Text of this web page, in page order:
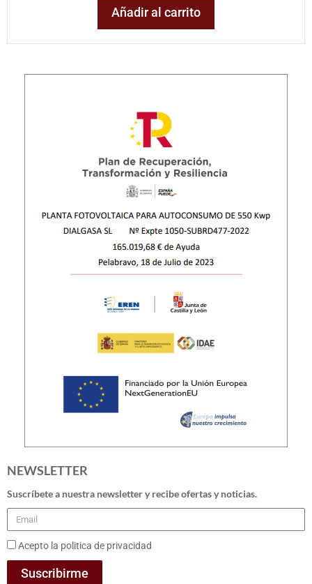
NEWSLETTER
Suscríbete a nuestra newsletter y recibe ofertas y noticias.
Acepto la politica de privacidad
Suscribirme
Añadir al carrito